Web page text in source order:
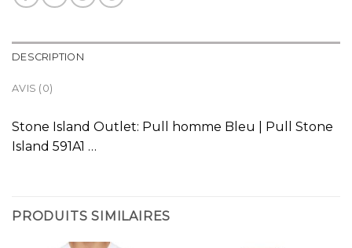
DESCRIPTION
AVIS (0)
Stone Island Outlet: Pull homme Bleu | Pull Stone
Island 591A1 …
PRODUITS SIMILAIRES